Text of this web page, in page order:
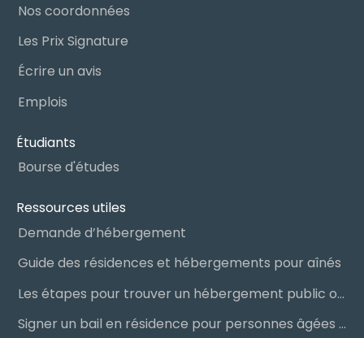
Nos coordonnées
Les Prix Signature
Écrire un avis
Emplois
Étudiants
Bourse d'études
Ressources utiles
Demande d’hébergement
Guide des résidences et hébergements pour aînés
Les étapes pour trouver un hébergement public ou privé
Signer un bail en résidence pour personnes âgées (RPA) : ce qu’il faut savoir